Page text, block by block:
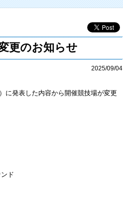
更のお知らせ
2025/09/04
発表した内容から開催競技場が変更
ド